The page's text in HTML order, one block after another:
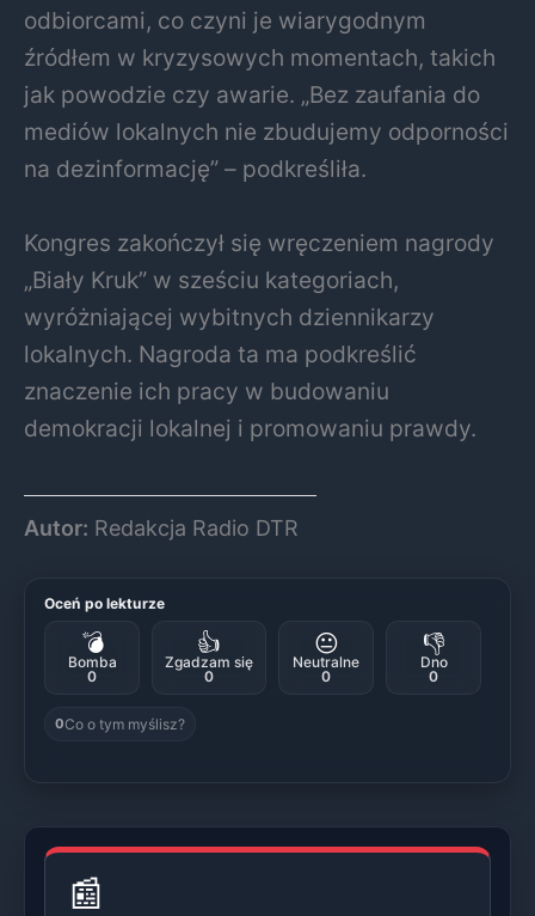
odbiorcami, co czyni je wiarygodnym
źródłem w kryzysowych momentach, takich
jak powodzie czy awarie. „Bez zaufania do
mediów lokalnych nie zbudujemy odporności
na dezinformację” – podkreśliła.
Kongres zakończył się wręczeniem nagrody
„Biały Kruk” w sześciu kategoriach,
wyróżniającej wybitnych dziennikarzy
lokalnych. Nagroda ta ma podkreślić
znaczenie ich pracy w budowaniu
demokracji lokalnej i promowaniu prawdy.
Autor: Redakcja Radio DTR
Oceń po lekturze
💣
Bomba
0
👍
Zgadzam się
0
😐
Neutralne
0
👎
Dno
0
0Co o tym myślisz?
📰